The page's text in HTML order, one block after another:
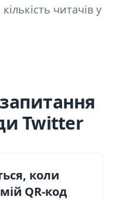
читачів у
Twitter
коли
QR-код